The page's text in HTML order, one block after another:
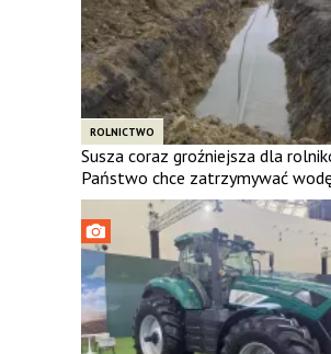
ROLNICTWO
Susza coraz groźniejsza dla
Państwo chce zatrzymywać